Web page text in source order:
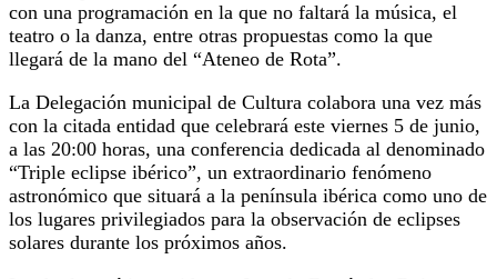
con una programación en la que no faltará la música, el
teatro o la danza, entre otras propuestas como la que
llegará de la mano del “Ateneo de Rota”.
La Delegación municipal de Cultura colabora una vez más
con la citada entidad que celebrará este viernes 5 de junio,
a las 20:00 horas, una conferencia dedicada al denominado
“Triple eclipse ibérico”, un extraordinario fenómeno
astronómico que situará a la península ibérica como uno de
los lugares privilegiados para la observación de eclipses
solares durante los próximos años.